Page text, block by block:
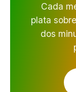
Cada
plata
dos